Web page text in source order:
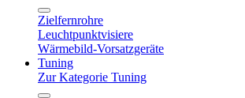
Zielfernrohre
Leuchtpunktvisiere
Wärmebild-Vorsatzgeräte
Tuning
Zur Kategorie Tuning